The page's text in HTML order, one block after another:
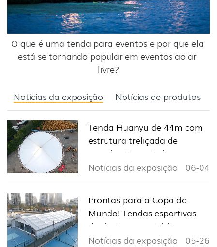
O que é uma tenda para eventos e por que ela
está se tornando popular em eventos ao ar
livre?
Notícias da exposição Notícias de produtos
Tenda Huanyu de 44m com
estrutura treliçada de
grande vão enviada para o
Senegal para projetos
Notícias da exposição 06-04
Prontas para a Copa do
Mundo! Tendas esportivas
duráveis ​​para estádios e
eventos.
Notícias da exposição 05-26